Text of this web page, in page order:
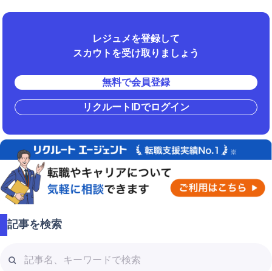
レジュメを登録して
スカウトを受け取りましょう
無料で会員登録
リクルートIDでログイン
記事を検索
事